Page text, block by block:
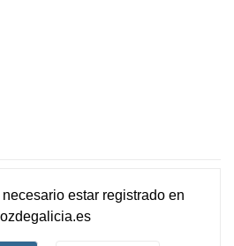
necesario estar registradoen